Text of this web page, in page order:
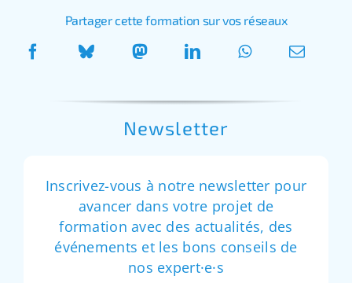
Partager cette formation sur vos réseaux
Newsletter
Inscrivez-vous à notre newsletter pour
avancer dans votre projet de
formation avec des actualités, des
événements et les bons conseils de
nos expert·e·s